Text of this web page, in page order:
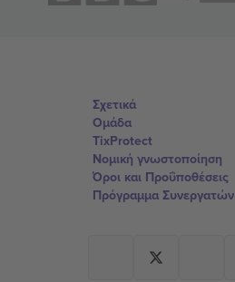
Σχετικά
Ομάδα
TixProtect
Νομική γνωστοποίηση
Όροι και Προΰποθέσεις
Πρόγραμμα Συνεργατών